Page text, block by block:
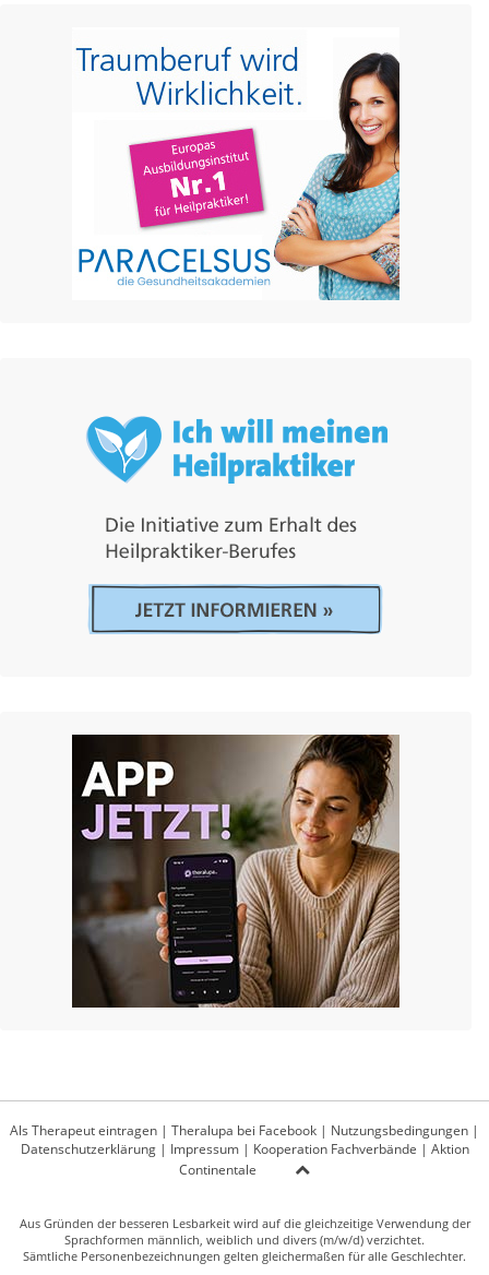
Als Therapeut eintragen | Theralupa bei Facebook | Nutzungsbedingungen |
Datenschutzerklärung| Impressum| Kooperation Fachverbände | Aktion
Continentale
Aus Gründen der besseren Lesbarkeit wird auf die gleichzeitige Verwendung der
Sprachformen männlich, weiblich und divers (m/w/d) verzichtet.
Sämtliche Personenbezeichnungen gelten gleichermaßen für alle Geschlechter.